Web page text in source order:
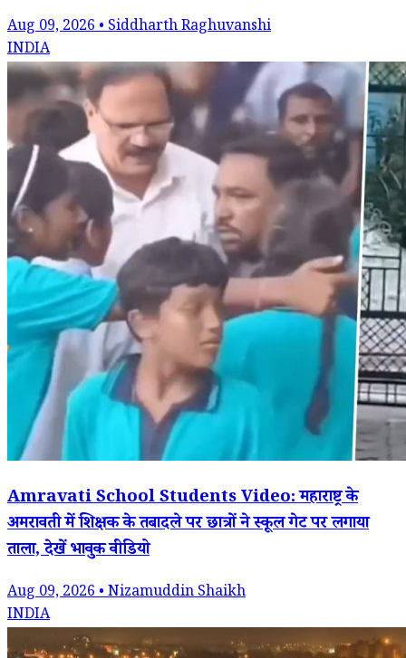
Aug 09, 2026 • Siddharth Raghuvanshi
INDIA
Amravati School Students Video: महाराष्ट्र के
अमरावती में शिक्षक के तबादले पर छात्रों ने स्कूल गेट पर लगाया
ताला, देखें भावुक वीडियो
Aug 09, 2026 • Nizamuddin Shaikh
INDIA